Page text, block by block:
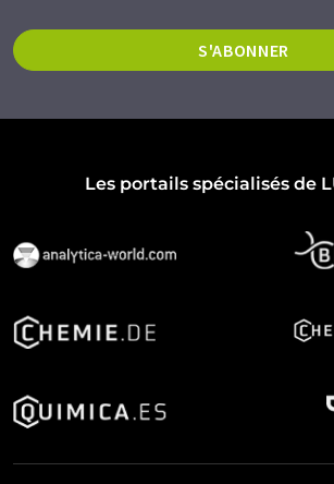
S'ABONNER
Les portails spécialisés de